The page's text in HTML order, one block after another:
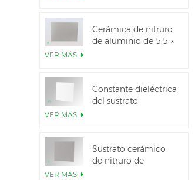
Cerámica de nitruro
de aluminio de 5,5 ×
VER MÁS
Constante dieléctrica
del sustrato
VER MÁS
Sustrato cerámico
de nitruro de
VER MÁS